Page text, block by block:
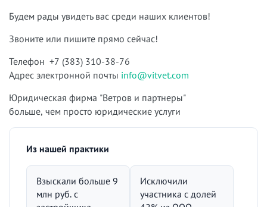
Будем рады увидеть вас среди наших клиентов!
Звоните или пишите прямо сейчас!
Телефон +7 (383) 310-38-76
Адрес электронной почты info@vitvet.com
Юридическая фирма "Ветров и партнеры"
больше, чем просто юридические услуги
Из нашей практики
Взыскали больше 9
млн руб. с
Исключили
участника с долей